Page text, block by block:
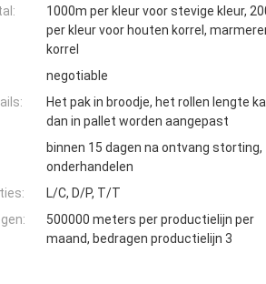
1000m per kleur voor stevige kleur,
per kleur voor houten korrel,
korrel
negotiable
Het pak in broodje, het rollen lengte
dan in pallet worden aangepast
binnen 15 dagen na ontvang storting,
onderhandelen
L/C, D/P, T/T
500000 meters per productielijn per
maand, bedragen productielijn 3